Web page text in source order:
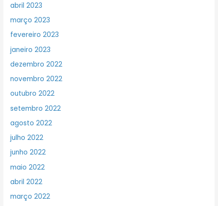
abril 2023
março 2023
fevereiro 2023
janeiro 2023
dezembro 2022
novembro 2022
outubro 2022
setembro 2022
agosto 2022
julho 2022
junho 2022
maio 2022
abril 2022
março 2022